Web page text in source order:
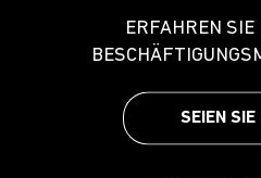
ERFAHREN SIE
SEIEN SIE